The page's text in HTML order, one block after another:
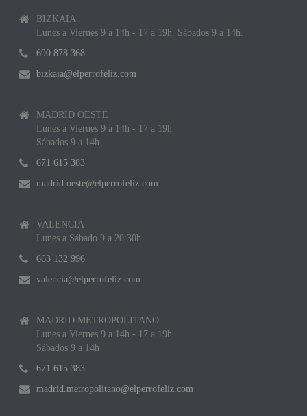
BIZKAIA
Lunes a Viernes 9 a 14h - 17 a 19h. Sábados 9 a 14h.
690 878 368
bizkaia@elperrofeliz.com
MADRID OESTE
Lunes a Viernes 9 a 14h - 17 a 19h
Sábados 9 a 14h
671 615 383
madrid.oeste@elperrofeliz.com
VALENCIA
Lunes a Sábado 9 a 20:30h
663 132 996
valencia@elperrofeliz.com
MADRID METROPOLITANO
Lunes a Viernes 9 a 14h - 17 a 19h
Sábados 9 a 14h
671 615 383
madrid.metropolitano@elperrofeliz.com